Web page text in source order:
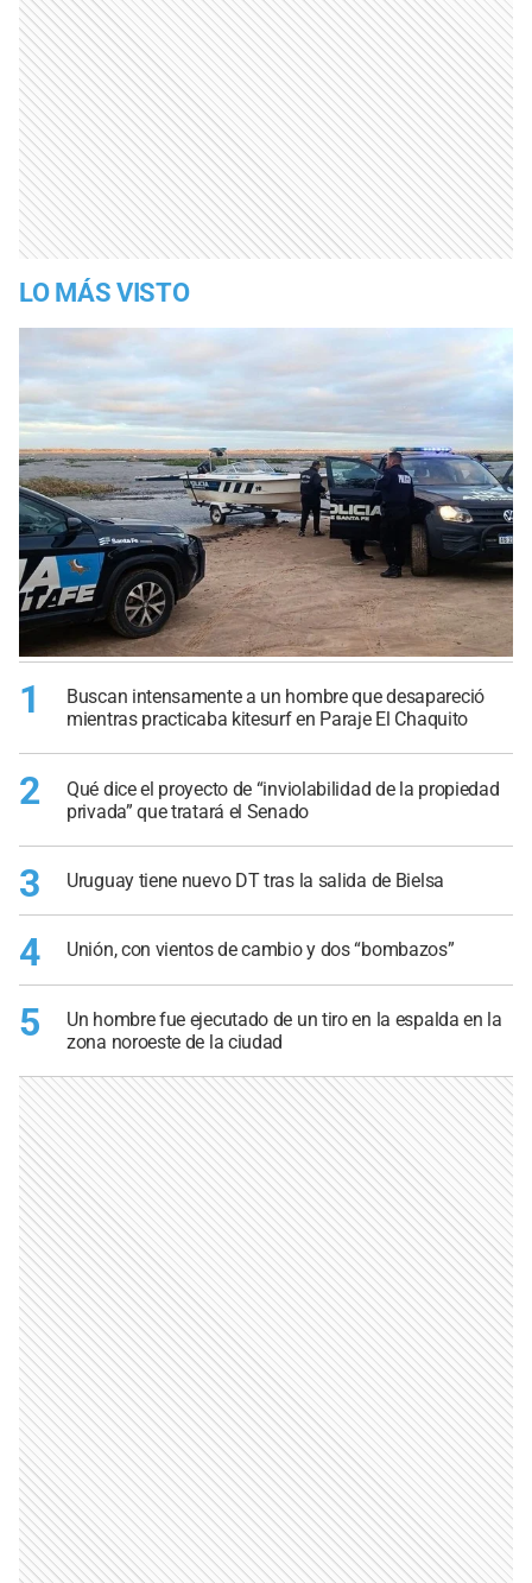
LO MÁS VISTO
1
Buscan intensamente a un hombre que desapareció
mientras practicaba kitesurf en Paraje El Chaquito
2
Qué dice el proyecto de “inviolabilidad de la propiedad
privada” que tratará el Senado
3 Uruguay tiene nuevo DT tras la salida de Bielsa
4 Unión, con vientos de cambio y dos “bombazos”
5
Un hombre fue ejecutado de un tiro en la espalda en la
zona noroeste de la ciudad